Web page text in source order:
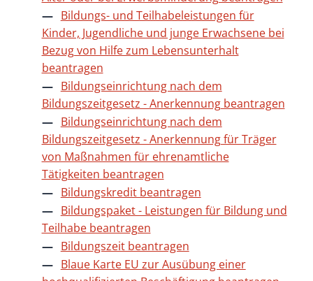
Bildungs- und Teilhabeleistungen für
Kinder, Jugendliche und junge Erwachsene bei
Bezug von Hilfe zum Lebensunterhalt
beantragen
Bildungseinrichtung nach dem
Bildungszeitgesetz - Anerkennung beantragen
Bildungseinrichtung nach dem
Bildungszeitgesetz - Anerkennung für Träger
von Maßnahmen für ehrenamtliche
Tätigkeiten beantragen
Bildungskredit beantragen
Bildungspaket - Leistungen für Bildung und
Teilhabe beantragen
Bildungszeit beantragen
Blaue Karte EU zur Ausübung einer